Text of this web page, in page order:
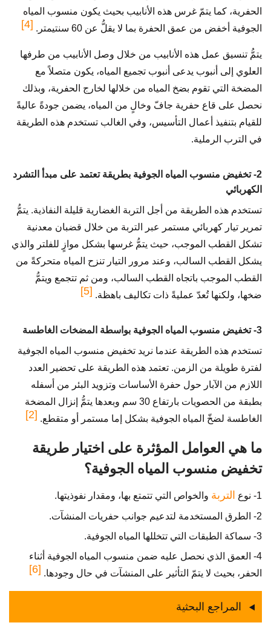
الحفرية، كما يتمّ غرس هذه الأنابيب بحيث يكون منسوب المياه
الجوفية أخفض من عمق الحفرة بما لا يقلُّ عن 60 سنتيمتر.
[4]
يتمُّ تنسيق عمل هذه الأنابيب من خلال وصل الأنابيب من طرفها
العلوي إلى أنبوب يدعى أنبوب تجميع المياه، يكون متصلاً مع
المضخة التي تقوم بضخ المياه من خلالها لخارج الحفرية، وبذلك
نحصل على قاع حفرية جافّ وخالٍ من المياه، يضمن جودةً عاليةً
للقيام بتنفيذ أعمال التأسيس، وفي الغالب تستخدم هذه الطريقة
في الترب الرملية.
2- تخفيض منسوب المياه الجوفية بطريقة تعتمد على مبدأ التشرد
الكهربائي
تستخدم هذه الطريقة من أجل التربة الغضارية قليلة النفاذية. يتمُّ
تمرير تيار كهربائي مستمر عبر التربة من خلال قضبان معدنية
تشكل القطب الموجب، حيث يتمُّ غرسها بشكل موازٍ للفلتر والذي
يشكل القطب السالب، وعند مرور التيار تنزح المياه متحركةً من
القطب الموجب باتجاه القطب السالب، ومن ثم تتجمع ويتمُّ
ضخها، ولكنها تُعدّ عمليةً ذات تكاليف باهظة. [5]
3- تخفيض منسوب المياه الجوفية بواسطة المضخات الغاطسة
تستخدم هذه الطريقة عندما نريد تخفيض منسوب المياه الجوفية
لفترة طويلة من الزمن. تعتمد هذه الطريقة على تحضير العدد
اللازم من الآبار حول حفرة الأساسات وتزويد البئر من أسفله
بطبقة من الحصويات بارتفاع 30 سم وبعدها يتمُّ إنزال المضخة
الغاطسة لضخّ المياه الجوفية بشكل إما مستمر أو متقطع. [2]
ما هي العوامل المؤثرة على اختيار طريقة
تخفيض منسوب المياه الجوفية؟
1- نوع التربة والخواص التي تتمتع بها، ومقدار نفوذيتها.
2- الطرق المستخدمة لتدعيم جوانب حفريات المنشآت.
3- سماكة الطبقات التي تتخللها المياه الجوفية.
4- العمق الذي نحصل عليه ضمن منسوب المياه الجوفية أثناء
الحفر، بحيث لا يتمّ التأثير على المنشآت في حال وجودها. [6]
المراجع البحثية